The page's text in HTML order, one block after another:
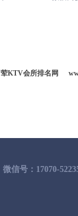
荤KTV会所排名网
微信号：17070-